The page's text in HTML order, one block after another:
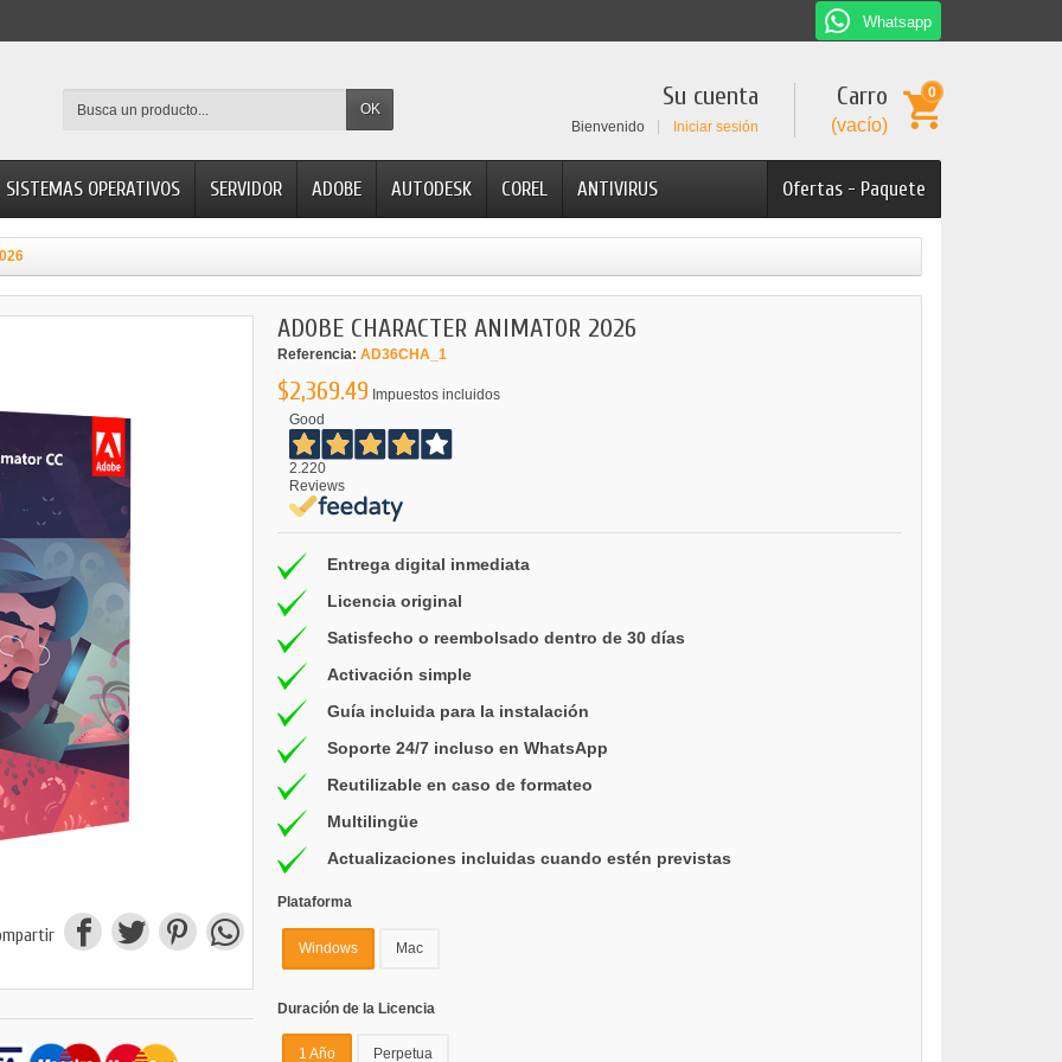
Whatsapp
OK Carro
(vacío)
0
Su cuenta
Bienvenido Iniciar sesión
Ofertas - Paquete
SISTEMAS OPERATIVOS SERVIDOR ADOBE AUTODESK COREL ANTIVIRUS
ADOBE CHARACTER ANIMATOR 2026
Referencia: AD36CHA_1
$2,369.49 Impuestos incluidos
Good
2.220
Reviews
Entrega digital inmediata
Licencia original
Satisfecho o reembolsado dentro de 30 días
Activación simple
Guía incluida para la instalación
Soporte 24/7 incluso en WhatsApp
Reutilizable en caso de formateo
Multilingüe
Actualizaciones incluidas cuando estén previstas
Plataforma
Windows Mac
Duración de la Licencia
1 Año Perpetua